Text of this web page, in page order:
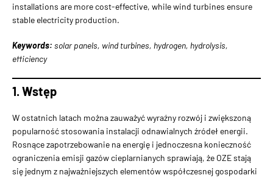
installations are more cost-effective, while wind turbines ensure
stable electricity production.
Keywords: solar panels, wind turbines, hydrogen, hydrolysis,
efficiency
1. Wstęp
W ostatnich latach można zauważyć wyraźny rozwój i zwięk­szoną
popularność stosowania instalacji odnawialnych źródeł energii.
Rosnące zapotrzebowanie na energię i jednoczesna ko­nieczność
ograniczenia emisji gazów cieplarnianych sprawiają, że OZE stają
się jednym z najważniejszych elementów współcze­snej gospodarki